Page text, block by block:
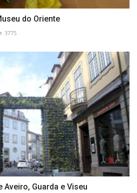
do Oriente
3775
Guarda e Viseu